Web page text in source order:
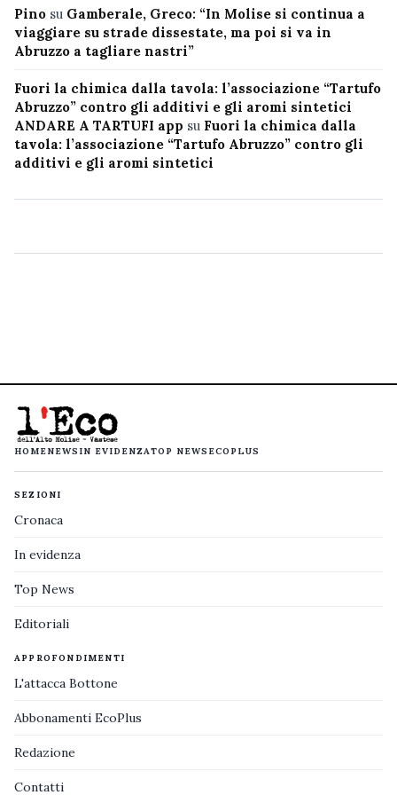
Pino su Gamberale, Greco: “In Molise si continua a
viaggiare su strade dissestate, ma poi si va in
Abruzzo a tagliare nastri”
Fuori la chimica dalla tavola: l’associazione “Tartufo
Abruzzo” contro gli additivi e gli aromi sintetici
ANDARE A TARTUFI app su Fuori la chimica dalla
tavola: l’associazione “Tartufo Abruzzo” contro gli
additivi e gli aromi sintetici
HOMENEWS IN EVIDENZATOP NEWS ECOPLUS
SEZIONI
Cronaca
In evidenza
Top News
Editoriali
APPROFONDIMENTI
L'attacca Bottone
Abbonamenti EcoPlus
Redazione
Contatti